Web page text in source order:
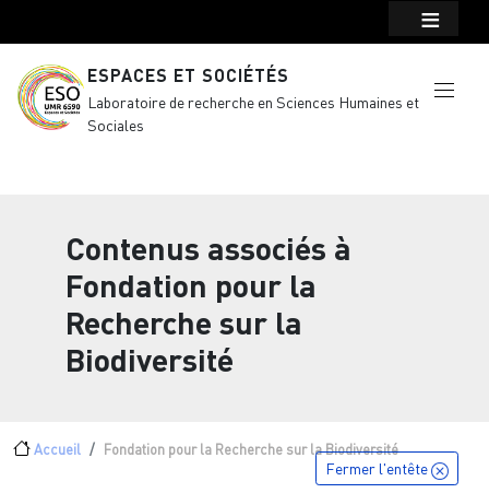
ESPACES ET SOCIÉTÉS
Laboratoire de recherche en Sciences Humaines et
Sociales
Contenus associés à
Fondation pour la
Recherche sur la
Biodiversité
Fil d'Ariane
Accueil Fondation pour la Recherche sur la Biodiversité
Fermer l'entête